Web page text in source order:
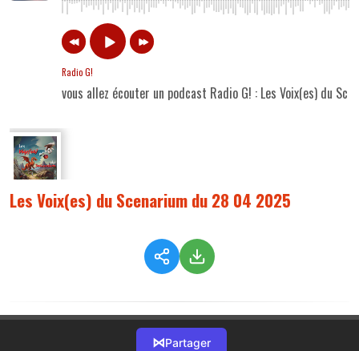
Radio G!
vous allez écouter un podcast Radio G! : Les Voix(es) du
Les Voix(es) du Scenarium du 28 04 2025
⋈Partager